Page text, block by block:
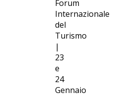
Forum
Internazionale
del
Turismo
|
23
e
24
Gennaio